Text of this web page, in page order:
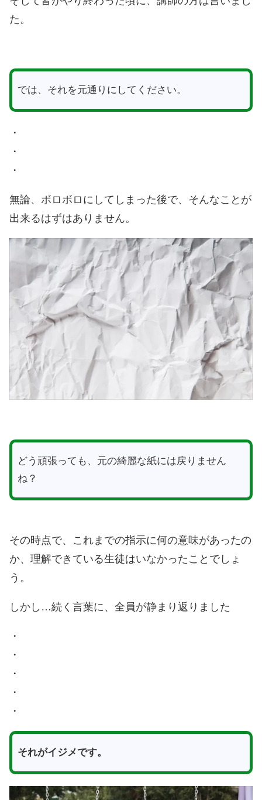
た。
では、それを元通りにしてください。
・
・
・
無論、ボロボロにしてしまった後で、そんなことが
出来るはずはありません。
どう頑張っても、元の綺麗な紙には戻りません
ね？
その時点で、これまでの指示に何の意味があったの
か、理解できている生徒はいなかったことでしょ
う。
しかし…続く言葉に、全員が静まり返りました
・
・
・
・
・
それがイジメです。